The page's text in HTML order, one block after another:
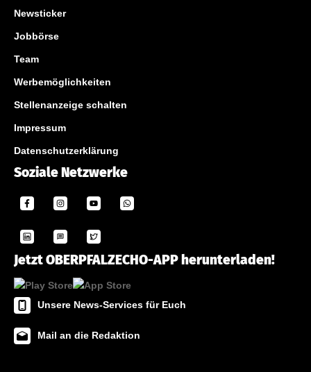
Newsticker
Jobbörse
Team
Werbemöglichkeiten
Stellenanzeige schalten
Impressum
Datenschutzerklärung
Soziale Netzwerke
Jetzt OBERPFALZECHO-APP herunterladen!
Unsere News-Services für Euch
Mail an die Redaktion